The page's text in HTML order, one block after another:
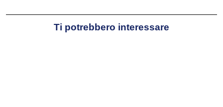
Ti potrebbero interessare